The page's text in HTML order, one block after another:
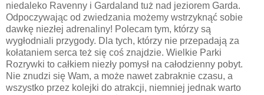
niedaleko Ravenny i Gardaland tuż nad jeziorem Garda.
Odpoczywając od zwiedzania możemy wstrzyknąć sobie
dawkę niezłej adrenaliny! Polecam tym, którzy są
wygłodniali przygody. Dla tych, którzy nie przepadają za
kołataniem serca też się coś znajdzie. Wielkie Parki
Rozrywki to całkiem niezły pomysł na całodzienny pobyt.
Nie znudzi się Wam, a może nawet zabraknie czasu, a
wszystko przez kolejki do atrakcji, niemniej jednak warto